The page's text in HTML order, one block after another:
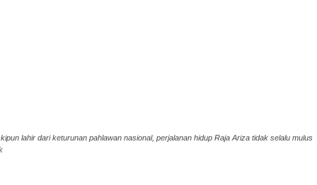
lahir dari keturunan pahlawan nasional, perjalanan hidup Raja Ariza tidak selalu mulus